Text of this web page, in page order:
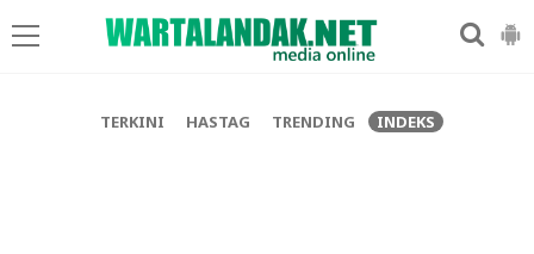
TERKINI HASTAG TRENDING INDEKS